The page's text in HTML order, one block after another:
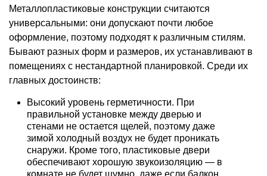
Металлопластиковые конструкции считаются
универсальными: они допускают почти любое
оформление, поэтому подходят к различным стилям.
Бывают разных форм и размеров, их устанавливают в
помещениях с нестандартной планировкой. Среди их
главных достоинств:
Высокий уровень герметичности. При
правильной установке между дверью и
стенами не остается щелей, поэтому даже
зимой холодный воздух не будет проникать
снаружи. Кроме того, пластиковые двери
обеспечивают хорошую звукоизоляцию — в